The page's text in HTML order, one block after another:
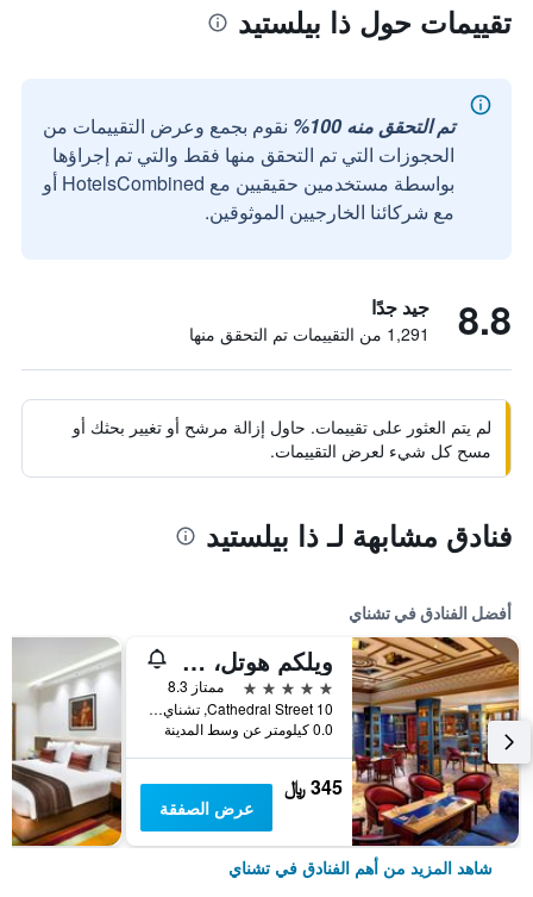
تقييمات حول ذا بيلستيد
تم التحقق منه 100%
نقوم بجمع وعرض التقييمات من
الحجوزات التي تم التحقق منها فقط والتي تم إجراؤها
بواسطة مستخدمين حقيقيين مع HotelsCombined أو
مع شركائنا الخارجيين الموثوقين.
8.8 جيد جدًا
1,291 من التقييمات تم التحقق منها
لم يتم العثور على تقييمات. حاول إزالة مرشح أو تغيير بحثك أو
مسح كل شيء لعرض التقييمات.
فنادق مشابهة لـ ذا بيلستيد
أفضل الفنادق في تشناي
ويلكم هوتل، آي تي سي هوتلز، كاثيدرال رود، تشيناي
5 نجوم
ممتاز 8.3
10 Cathedral Street, تشناي, الهند
0.0 كيلومتر عن وسط المدينة
345 ﷼
عرض الصفقة
شاهد المزيد من أهم الفنادق في تشناي